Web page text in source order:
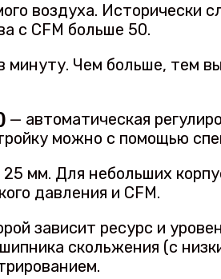
воздуха.
с CFM больше 50.
минуту. Чем больше, тем
— автоматическая
можно с помощью
мм. Для небольших
давления и CFM.
зависит ресурс и
скольжения (с